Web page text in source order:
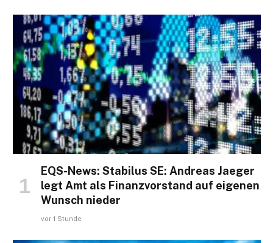
EQS-News: Stabilus SE: Andreas Jaeger
legt Amt als Finanzvorstand auf eigenen
Wunsch nieder
vor 1 Stunde